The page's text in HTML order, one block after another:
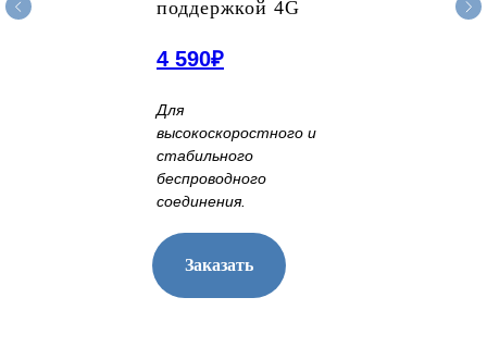
поддержкой 4G
4 590₽
Для
высокоскоростного и
стабильного
беспроводного
соединения.
Заказать